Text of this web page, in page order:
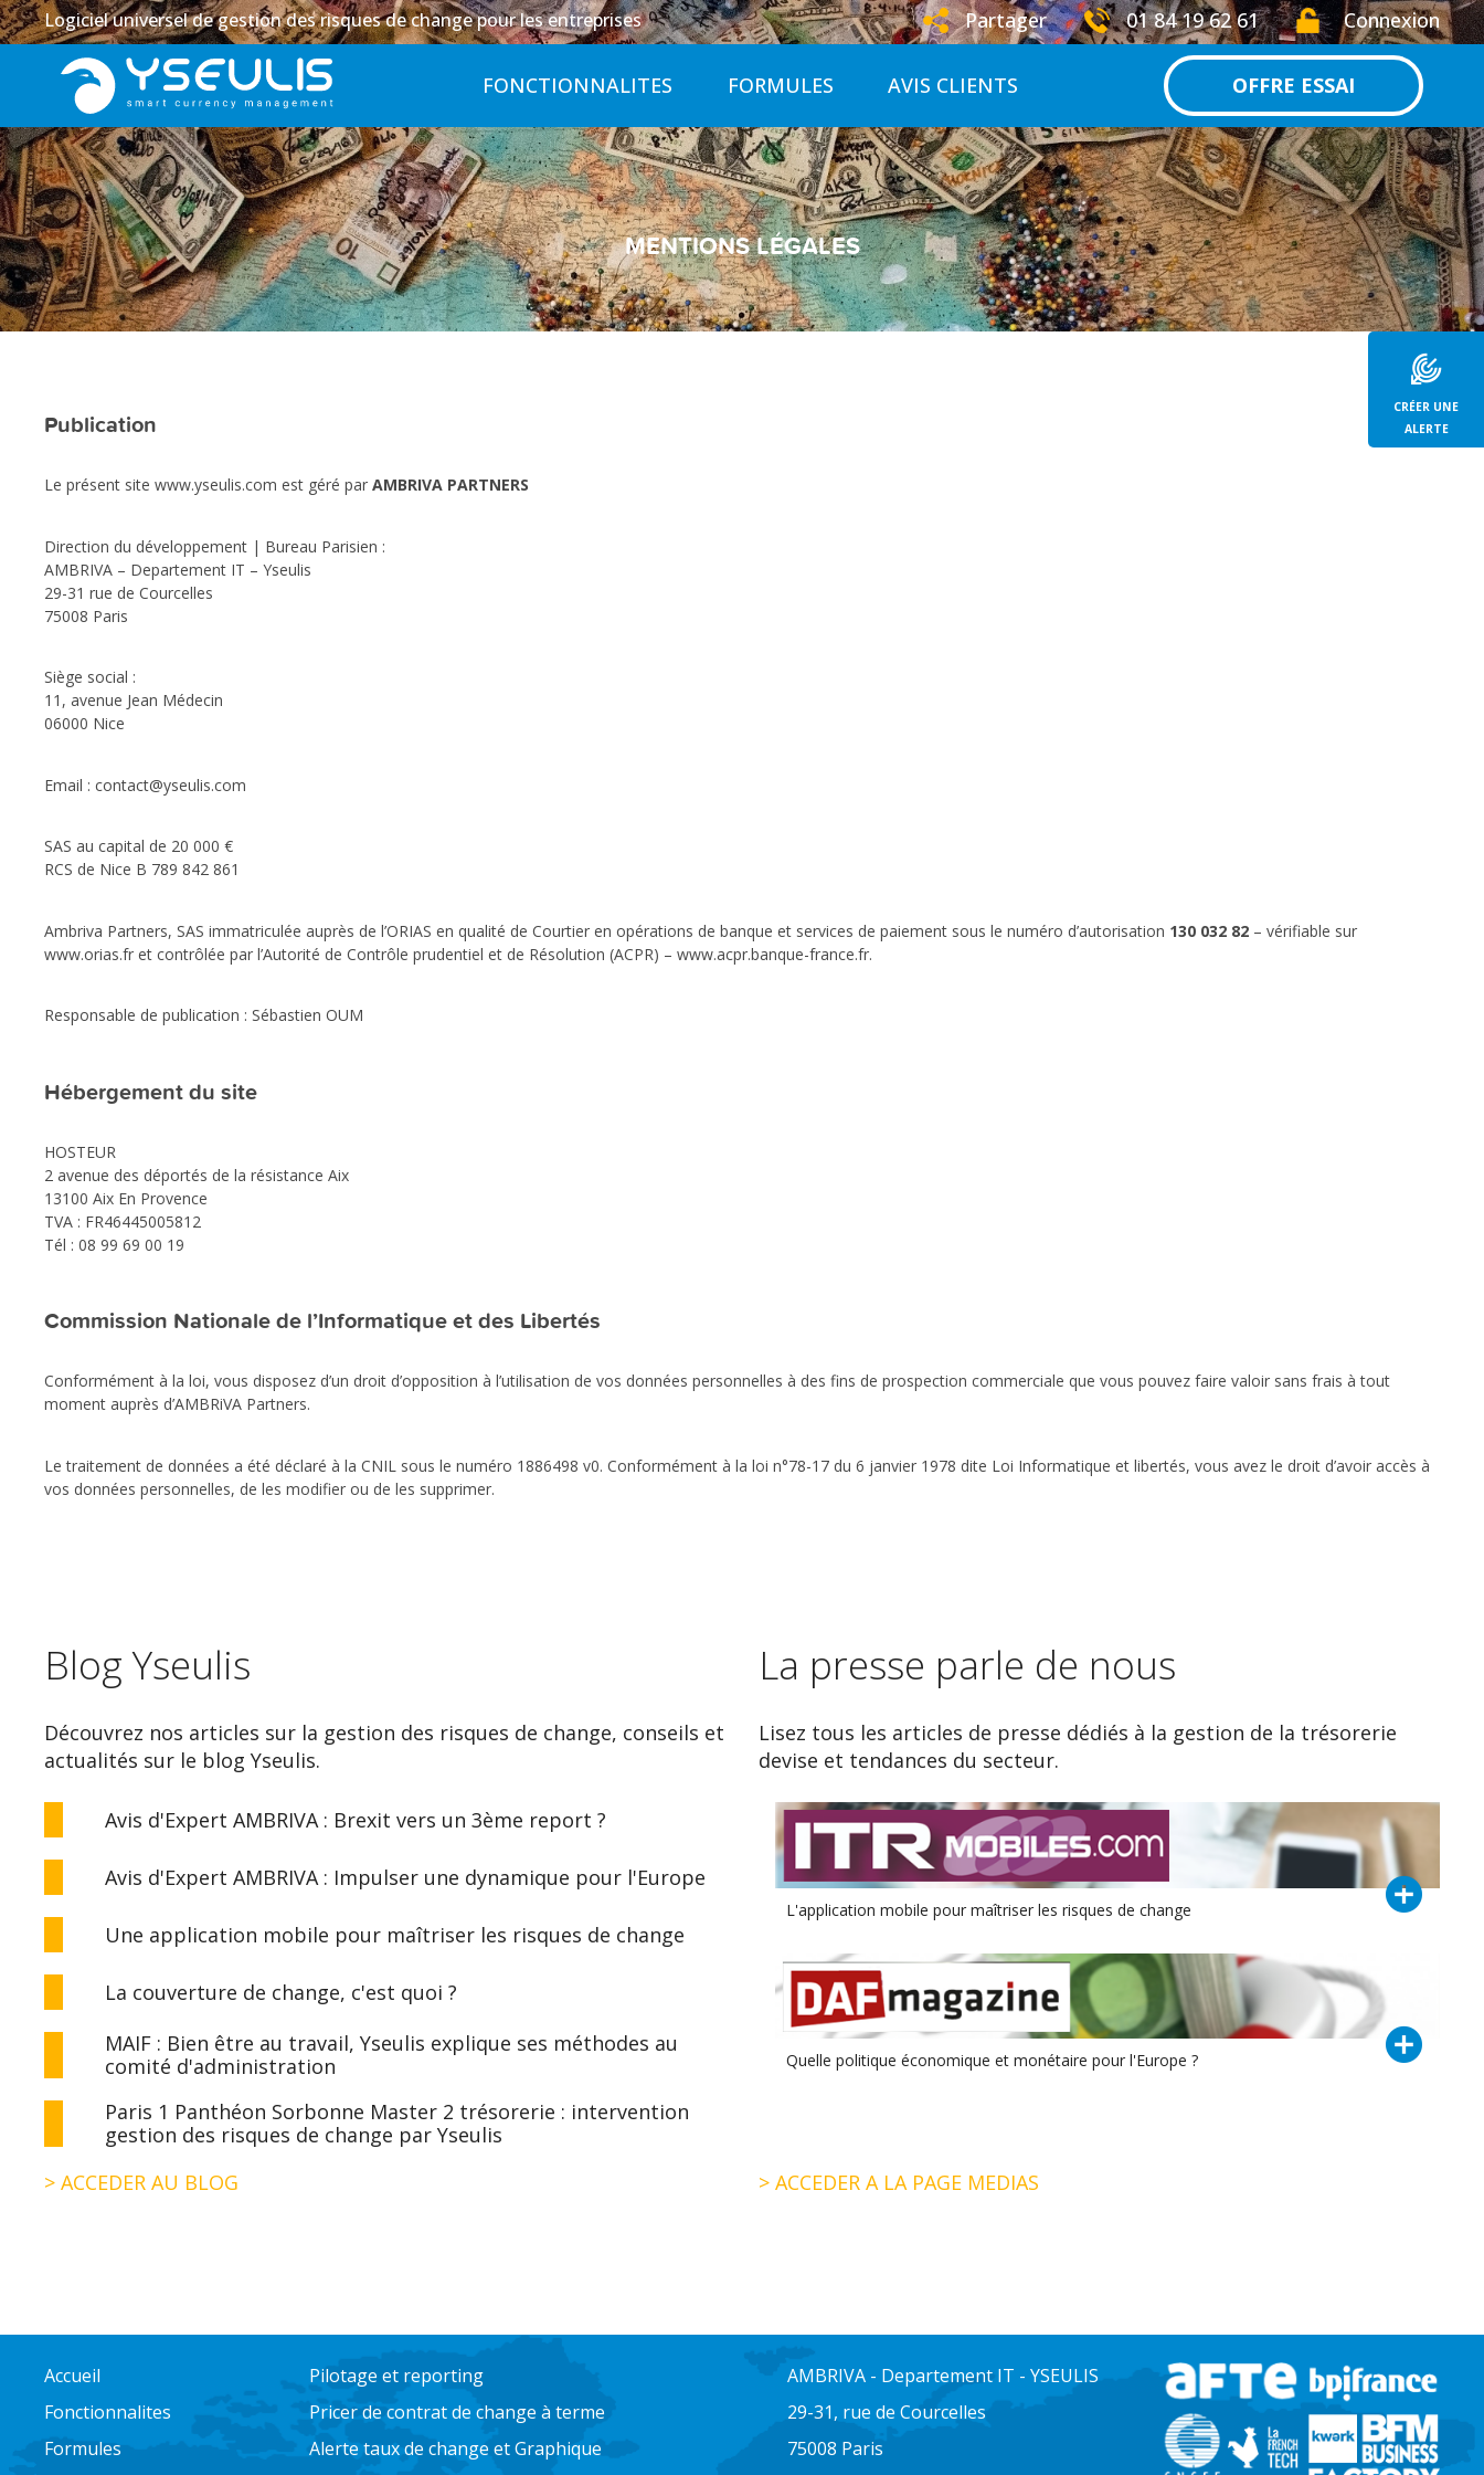
FONCTIONNALITES FORMULES AVIS CLIENTS OFFRE ESSAI
Logiciel universel de gestion des risques de change pour les entreprises Partager 01 84 19 62 61 Connexion
MENTIONS LÉGALES
Publication
Le présent site www.yseulis.com est géré par AMBRIVA PARTNERS
Direction du développement | Bureau Parisien :
AMBRIVA – Departement IT – Yseulis
29-31 rue de Courcelles
75008 Paris
Siège social :
11, avenue Jean Médecin
06000 Nice
Email : contact@yseulis.com
SAS au capital de 20 000 €
RCS de Nice B 789 842 861
Ambriva Partners, SAS immatriculée auprès de l’ORIAS en qualité de Courtier en opérations de banque et services de paiement sous le numéro d’autorisation 130 032 82 – vérifiable sur
www.orias.fr et contrôlée par l’Autorité de Contrôle prudentiel et de Résolution (ACPR) – www.acpr.banque-france.fr.
Responsable de publication : Sébastien OUM
Hébergement du site
HOSTEUR
2 avenue des déportés de la résistance Aix
13100 Aix En Provence
TVA : FR46445005812
Tél : 08 99 69 00 19
Commission Nationale de l’Informatique et des Libertés
Conformément à la loi, vous disposez d’un droit d’opposition à l’utilisation de vos données personnelles à des fins de prospection commerciale que vous pouvez faire valoir sans frais à tout
moment auprès d’AMBRiVA Partners.
Le traitement de données a été déclaré à la CNIL sous le numéro 1886498 v0. Conformément à la loi n°78-17 du 6 janvier 1978 dite Loi Informatique et libertés, vous avez le droit d’avoir accès à
vos données personnelles, de les modifier ou de les supprimer.
Blog Yseulis
Découvrez nos articles sur la gestion des risques de change, conseils et
actualités sur le blog Yseulis.
Avis d'Expert AMBRIVA : Brexit vers un 3ème report ?
Avis d'Expert AMBRIVA : Impulser une dynamique pour l'Europe
Une application mobile pour maîtriser les risques de change
La couverture de change, c'est quoi ?
MAIF : Bien être au travail, Yseulis explique ses méthodes au
comité d'administration
Paris 1 Panthéon Sorbonne Master 2 trésorerie : intervention
gestion des risques de change par Yseulis
> ACCEDER AU BLOG
La presse parle de nous
Lisez tous les articles de presse dédiés à la gestion de la trésorerie
devise et tendances du secteur.
L'application mobile pour maîtriser les risques de change
Quelle politique économique et monétaire pour l'Europe ?
> ACCEDER A LA PAGE MEDIAS
Accueil
Fonctionnalites
Formules
Pilotage et reporting
Pricer de contrat de change à terme
Alerte taux de change et Graphique
AMBRIVA - Departement IT - YSEULIS
29-31, rue de Courcelles
75008 Paris
CRÉER UNE
ALERTE